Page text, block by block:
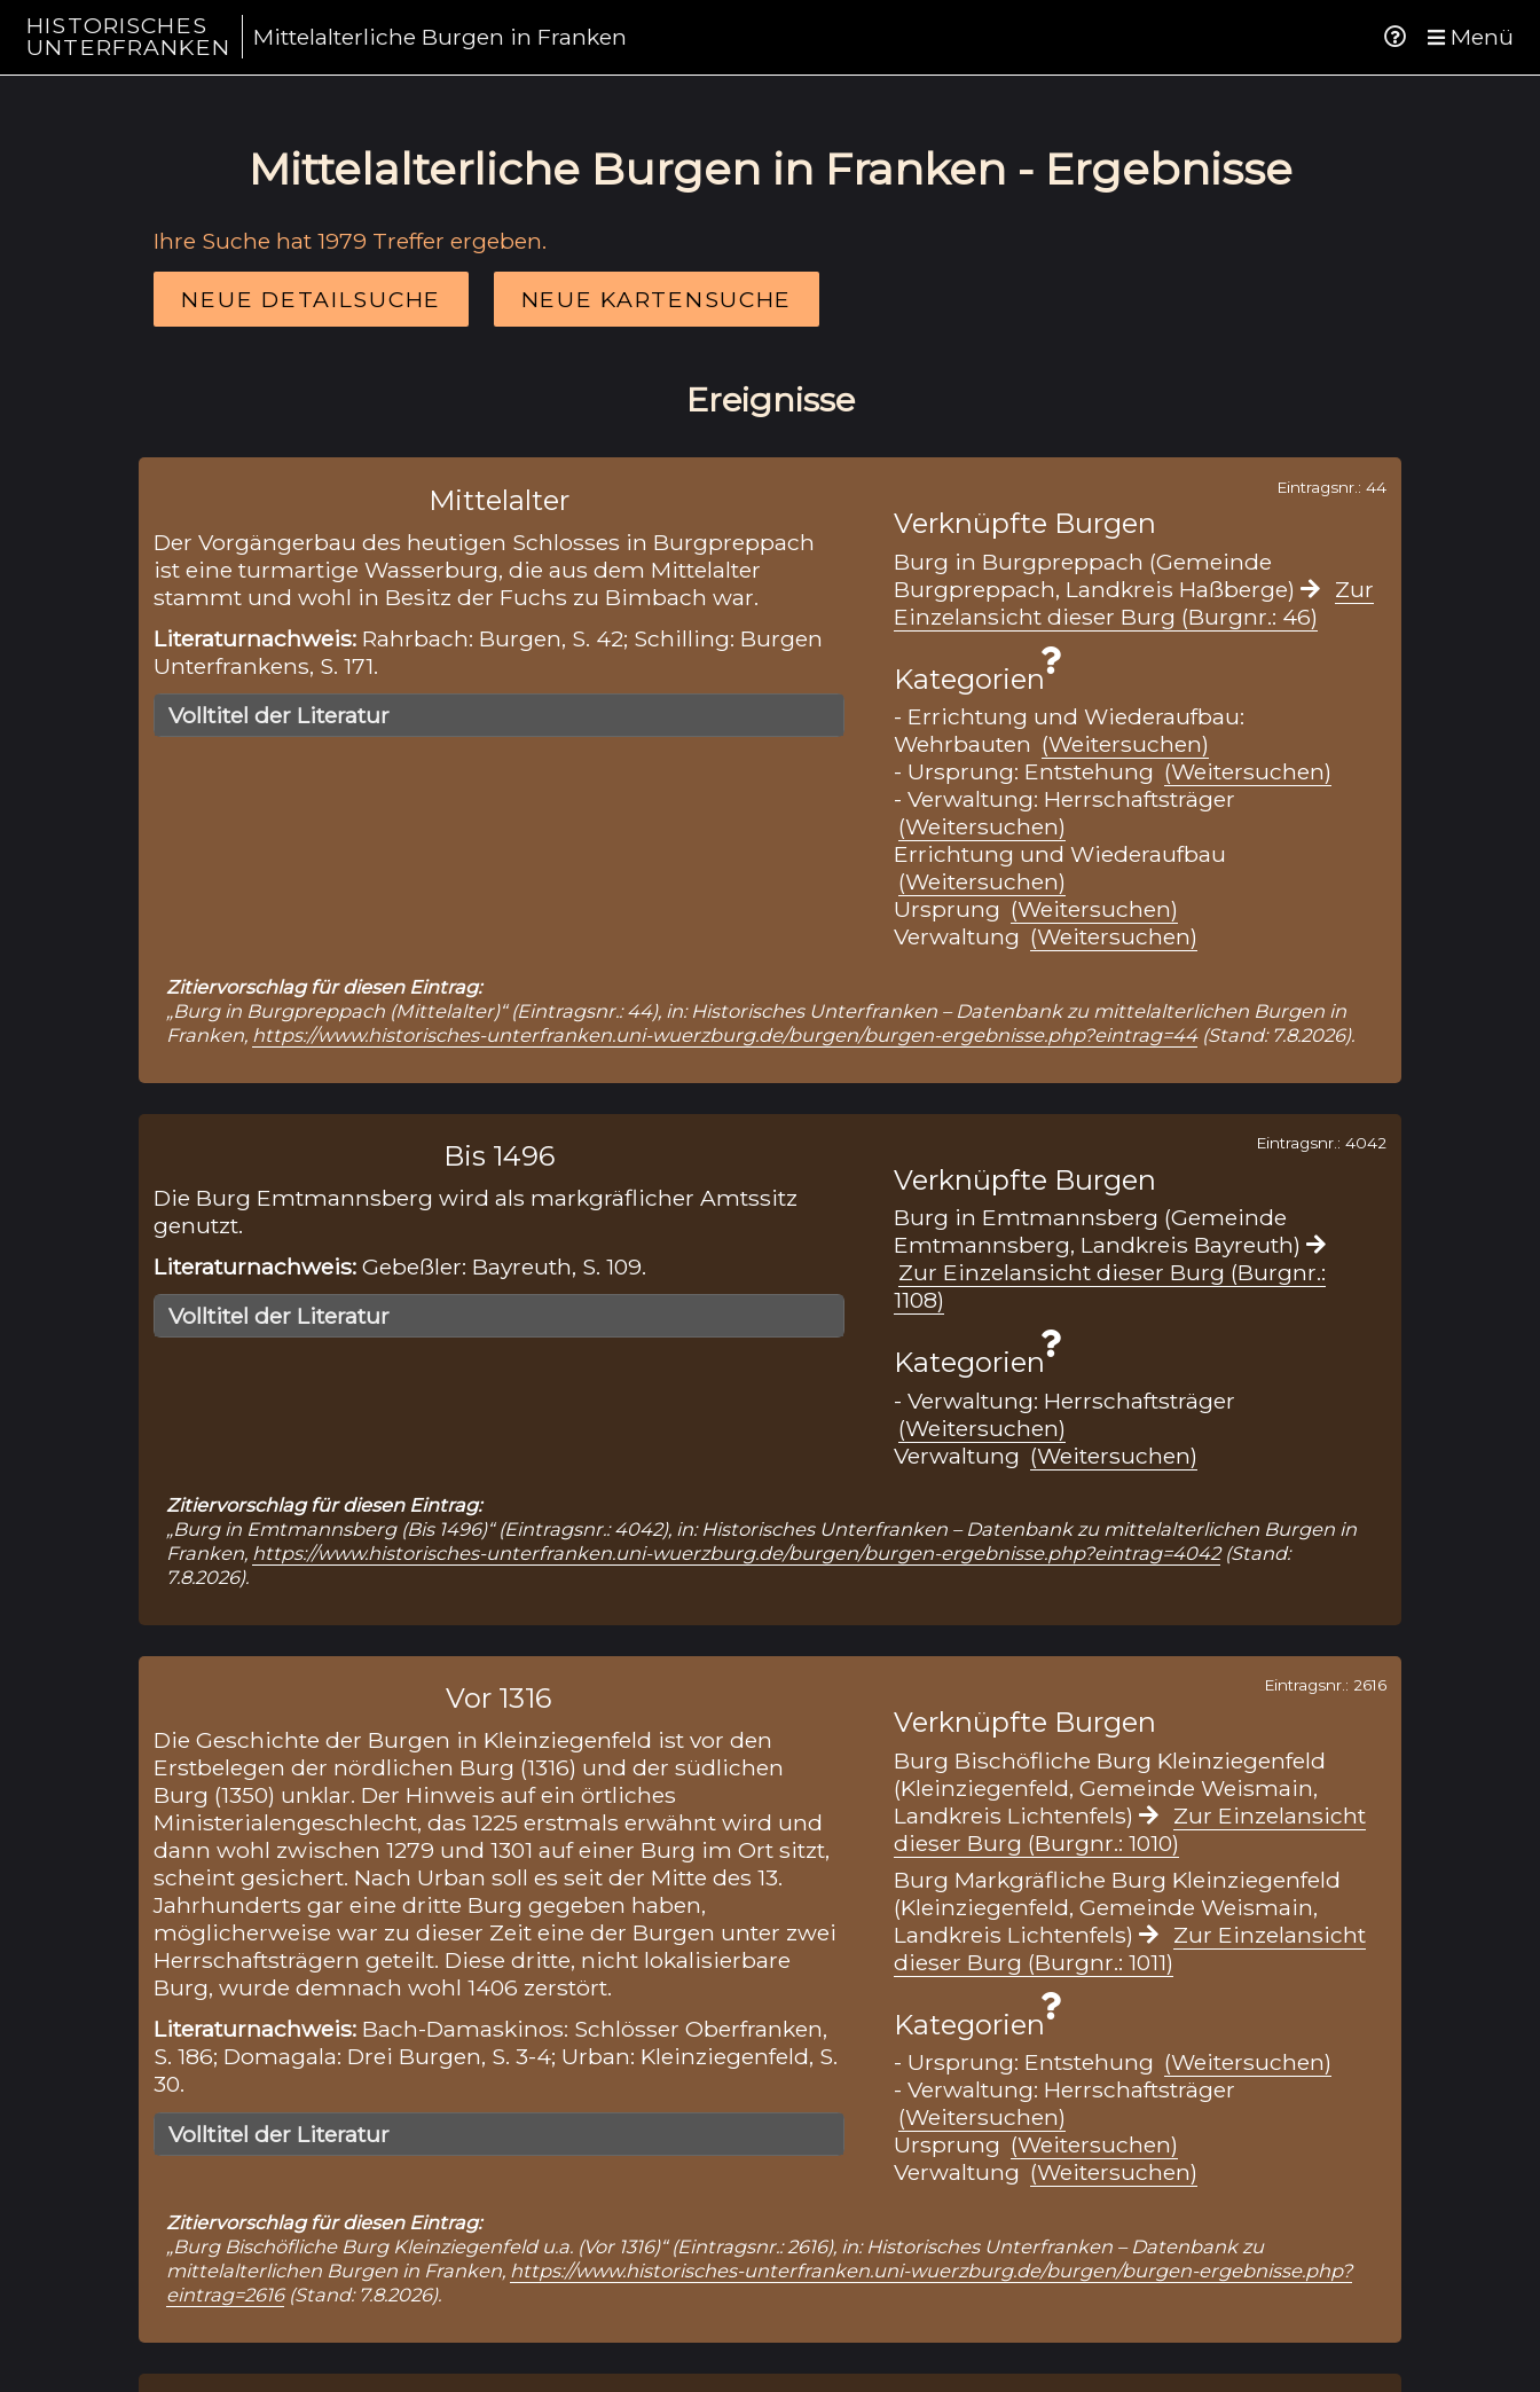
HISTORISCHES
UNTERFRANKEN Mittelalterliche Burgen in Franken Menü
Mittelalterliche Burgen in Franken - Ergebnisse
Ihre Suche hat 1979 Treffer ergeben.
NEUE DETAILSUCHE NEUE KARTENSUCHE
Ereignisse
Mittelalter
Der Vorgängerbau des heutigen Schlosses in Burgpreppach
ist eine turmartige Wasserburg, die aus dem Mittelalter
stammt und wohl in Besitz der Fuchs zu Bimbach war.
Literaturnachweis: Rahrbach: Burgen, S. 42; Schilling: Burgen
Unterfrankens, S. 171.
Volltitel der Literatur
Eintragsnr.: 44
Verknüpfte Burgen
Burg in Burgpreppach (Gemeinde
Burgpreppach, Landkreis Haßberge)
Zur
Einzelansicht dieser Burg (Burgnr.: 46)
Kategorien
- Errichtung und Wiederaufbau:
Wehrbauten (Weitersuchen)
- Ursprung: Entstehung (Weitersuchen)
- Verwaltung: Herrschaftsträger
(Weitersuchen)
Errichtung und Wiederaufbau
(Weitersuchen)
Ursprung (Weitersuchen)
Verwaltung (Weitersuchen)
Zitiervorschlag für diesen Eintrag:
„Burg in Burgpreppach (Mittelalter)“ (Eintragsnr.: 44), in: Historisches Unterfranken – Datenbank zu mittelalterlichen Burgen in
Franken, https://www.historisches-unterfranken.uni-wuerzburg.de/burgen/burgen-ergebnisse.php?eintrag=44(Stand: 7.8.2026).
Bis 1496
Die Burg Emtmannsberg wird als markgräflicher Amtssitz
genutzt.
Literaturnachweis:Gebeßler: Bayreuth, S. 109.
Volltitel der Literatur
Eintragsnr.: 4042
Verknüpfte Burgen
Burg in Emtmannsberg (Gemeinde
Emtmannsberg, Landkreis Bayreuth)
Zur Einzelansicht dieser Burg (Burgnr.:
1108)
Kategorien
- Verwaltung: Herrschaftsträger
(Weitersuchen)
Verwaltung (Weitersuchen)
Zitiervorschlag für diesen Eintrag:
„Burg in Emtmannsberg (Bis 1496)“ (Eintragsnr.: 4042), in: Historisches Unterfranken – Datenbank zu mittelalterlichen Burgen in
Franken, https://www.historisches-unterfranken.uni-wuerzburg.de/burgen/burgen-ergebnisse.php?eintrag=4042(Stand:
7.8.2026).
Vor 1316
Die Geschichte der Burgen in Kleinziegenfeld ist vor den
Erstbelegen der nördlichen Burg (1316) und der südlichen
Burg (1350) unklar. Der Hinweis auf ein örtliches
Ministerialengeschlecht, das 1225 erstmals erwähnt wird und
dann wohl zwischen 1279 und 1301 auf einer Burg im Ort sitzt,
scheint gesichert. Nach Urban soll es seit der Mitte des 13.
Jahrhunderts gar eine dritte Burg gegeben haben,
möglicherweise war zu dieser Zeit eine der Burgen unter zwei
Herrschaftsträgern geteilt. Diese dritte, nicht lokalisierbare
Burg, wurde demnach wohl 1406 zerstört.
Literaturnachweis: Bach-Damaskinos: Schlösser Oberfranken,
S. 186; Domagala: Drei Burgen, S. 3-4; Urban: Kleinziegenfeld, S.
30.
Volltitel der Literatur
Eintragsnr.: 2616
Verknüpfte Burgen
Burg Bischöfliche Burg Kleinziegenfeld
(Kleinziegenfeld, Gemeinde Weismain,
Landkreis Lichtenfels)
Zur Einzelansicht
dieser Burg (Burgnr.: 1010)
Burg Markgräfliche Burg Kleinziegenfeld
(Kleinziegenfeld, Gemeinde Weismain,
Landkreis Lichtenfels)
Zur Einzelansicht
dieser Burg (Burgnr.: 1011)
Kategorien
- Ursprung: Entstehung (Weitersuchen)
- Verwaltung: Herrschaftsträger
(Weitersuchen)
Ursprung (Weitersuchen)
Verwaltung (Weitersuchen)
Zitiervorschlag für diesen Eintrag:
„Burg Bischöfliche Burg Kleinziegenfeld u.a. (Vor 1316)“ (Eintragsnr.: 2616), in: Historisches Unterfranken – Datenbank zu
mittelalterlichen Burgen in Franken, https://www.historisches-unterfranken.uni-wuerzburg.de/burgen/burgen-ergebnisse.php?
eintrag=2616(Stand: 7.8.2026).